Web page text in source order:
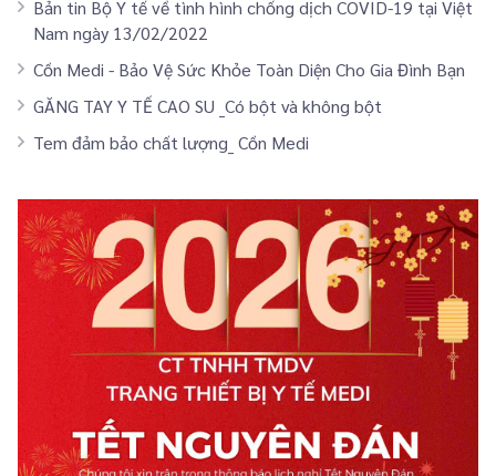
Bản tin Bộ Y tế về tình hình chống dịch COVID-19 tại Việt
Nam ngày 13/02/2022
Cồn Medi - Bảo Vệ Sức Khỏe Toàn Diện Cho Gia Đình Bạn
GĂNG TAY Y TẾ CAO SU _Có bột và không bột
Tem đảm bảo chất lượng_ Cồn Medi